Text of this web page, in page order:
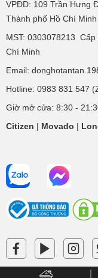
VPĐD: 109 Trần Hưng
Thành phố Hồ Chí Minh
MST: 0303078213
Chí Minh
Email:
Hotline: 0983 831 547
Giờ mở cửa: 8:30 -
Citizen | Movado |